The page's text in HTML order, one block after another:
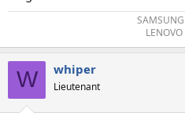
W whiper
Lieutenant